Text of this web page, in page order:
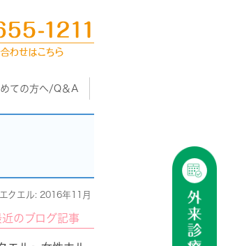
ての方へ/Q＆A
エクエル: 2016年11月
近のブログ記事